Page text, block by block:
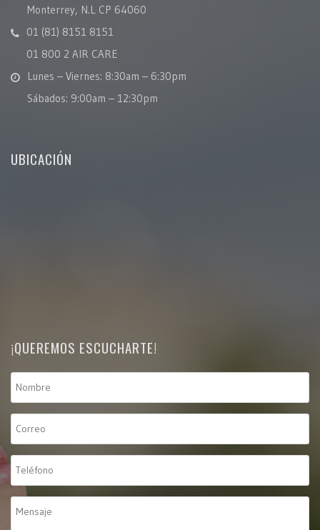
Monterrey, N.L CP 64060
01 (81) 8151 8151
01 800 2 AIR CARE
Lunes – Viernes: 8:30am – 6:30pm
Sábados: 9:00am – 12:30pm
UBICACIÓN
¡QUEREMOS ESCUCHARTE!